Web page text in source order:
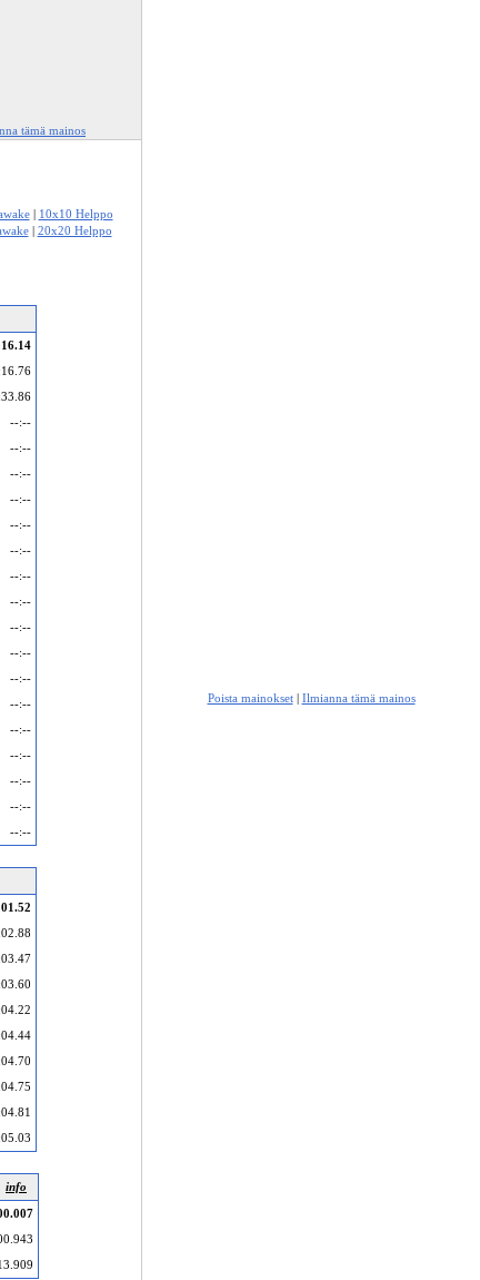
tämä mainos
| 10x10 Helppo
| 20x20 Helppo
--:--
--:--
--:--
--:--
--:--
--:--
--:--
--:--
--:--
--:--
--:--
--:--
--:--
--:--
--:--
--:--
--:--
info
Poista mainokset| Ilmianna tämä mainos